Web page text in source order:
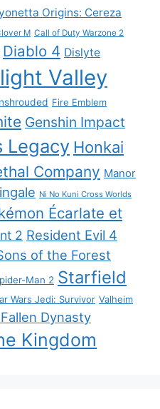
Origins: Cereza
M Call of Duty Warzone 2
Diablo 4 Dislyte
Valley
Fire Emblem
Genshin Impact
Legacy Honkai
Company Manor
Ni No Kuni Cross Worlds
Écarlate et
2 Resident Evil 4
of the Forest
Man 2 Starfield
Wars Jedi: Survivor Valheim
Dynasty
Kingdom